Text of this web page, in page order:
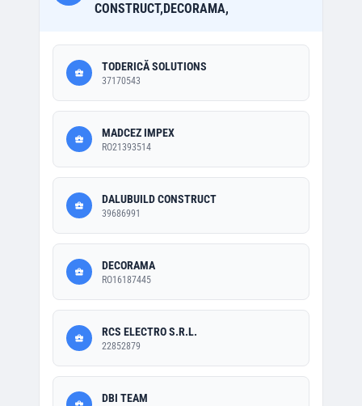
CONSTRUCT,DECORAMA,
TODERICĂ SOLUTIONS
37170543
MADCEZ IMPEX
RO21393514
DALUBUILD CONSTRUCT
39686991
DECORAMA
RO16187445
RCS ELECTRO S.R.L.
22852879
DBI TEAM